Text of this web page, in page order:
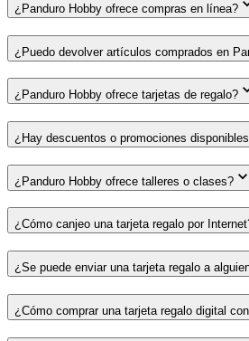
¿Panduro Hobby ofrece compras en línea?
¿Puedo devolver artículos comprados en
¿Panduro Hobby ofrece tarjetas de regalo?
¿Hay descuentos o promociones
¿Panduro Hobby ofrece talleres o clases?
¿Cómo canjeo una tarjeta regalo por
¿Se puede enviar una tarjeta regalo a
¿Cómo comprar una tarjeta regalo digital